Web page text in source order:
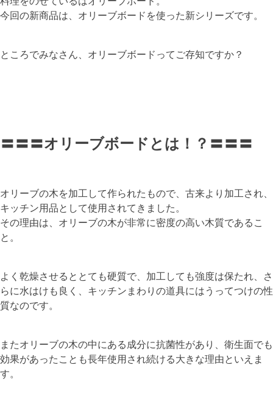
今回の新商品は、オリーブボードを使った新シリーズです。
ところでみなさん、オリーブボードってご存知ですか？
〓〓〓オリーブボードとは！？〓〓〓
オリーブの木を加工して作られたもので、古来より加工され、
キッチン用品として使用されてきました。
その理由は、オリーブの木が非常に密度の高い木質であるこ
と。
よく乾燥させるととても硬質で、加工しても強度は保たれ、さ
らに水はけも良く、キッチンまわりの道具にはうってつけの性
質なのです。
またオリーブの木の中にある成分に抗菌性があり、衛生面でも
効果があったことも長年使用され続ける大きな理由といえま
す。